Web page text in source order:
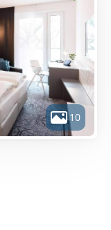
10